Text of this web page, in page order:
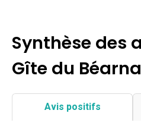
Synthèse des
Gîte du
Avis positifs